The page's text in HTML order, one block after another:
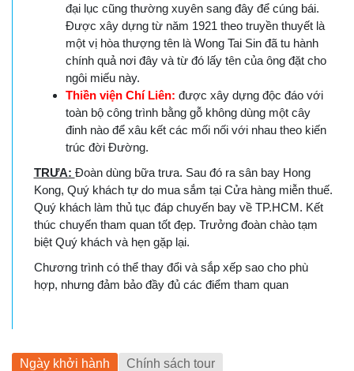
đại lục cũng thường xuyên sang đây để cúng bái.
Được xây dựng từ năm 1921 theo truyền thuyết là
một vị hòa thượng tên là Wong Tai Sin đã tu hành
chính quả nơi đây và từ đó lấy tên của ông đặt cho
ngôi miếu này.
Thiền viện Chí Liên: được xây dựng độc đáo với
toàn bộ công trình bằng gỗ không dùng một cây
đinh nào để xâu kết các mối nối với nhau theo kiến
trúc đời Đường.
TRƯA: Đoàn dùng bữa trưa. Sau đó ra sân bay Hong
Kong, Quý khách tự do mua sắm tại Cửa hàng miễn thuế.
Quý khách làm thủ tục đáp chuyến bay về TP.HCM. Kết
thúc chuyến tham quan tốt đẹp. Trưởng đoàn chào tạm
biệt Quý khách và hẹn gặp lại.
Chương trình có thể thay đổi và sắp xếp sao cho phù
hợp, nhưng đảm bảo đầy đủ các điểm tham quan
Ngày khởi hành Chính sách tour